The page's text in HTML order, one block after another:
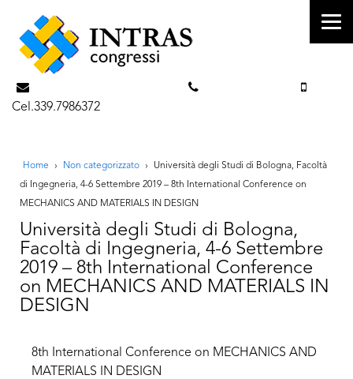
Cel.339.7986372
Home › Non categorizzato ›
Università degli Studi di Bologna, Facoltà
di Ingegneria, 4-6 Settembre 2019 – 8th International Conference on
MECHANICS AND MATERIALS IN DESIGN
Università degli Studi di Bologna,
Facoltà di Ingegneria, 4-6 Settembre
2019 – 8th International Conference
on MECHANICS AND MATERIALS IN
DESIGN
8th International Conference on MECHANICS AND
MATERIALS IN DESIGN